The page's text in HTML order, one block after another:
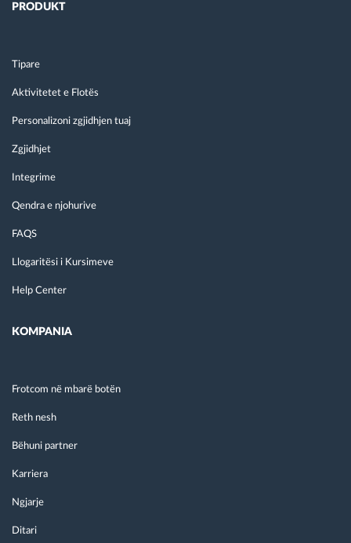
PRODUKT
Tipare
Aktivitetet e Flotës
Personalizoni zgjidhjen tuaj
Zgjidhjet
Integrime
Qendra e njohurive
FAQS
Llogaritësi i Kursimeve
Help Center
KOMPANIA
Frotcom në mbarë botën
Reth nesh
Bëhuni partner
Karriera
Ngjarje
Ditari